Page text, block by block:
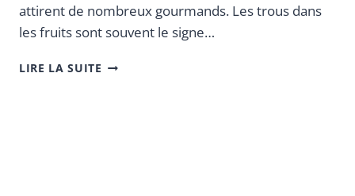
attirent de nombreux gourmands. Les trous dans
les fruits sont souvent le signe…
LIRE LA SUITE